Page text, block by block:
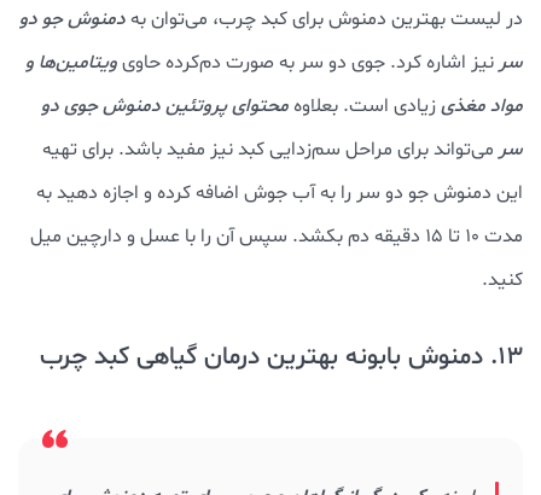
در لیست بهترین دمنوش برای کبد چرب، می‌توان بهدمنوش جو دو
سر نیز اشاره کرد. جوی دو سر به صورت دم‌کرده حاویویتامین‌ها و
مواد مغذی زیادی است. بعلاوهمحتوای پروتئین دمنوش جوی دو
سر می‌تواند برای مراحل سم‌زدایی کبد نیز مفید باشد. برای تهیه
این دمنوش جو دو سر را به آب جوش اضافه کرده و اجازه دهید به
مدت 10 تا 15 دقیقه دم بکشد. سپس آن را با عسل و دارچین میل
کنید.
13. دمنوش بابونه بهترین درمان گیاهی کبد چرب